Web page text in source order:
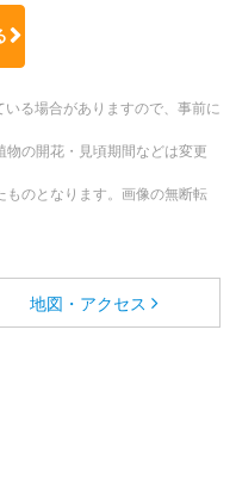
る場合がありますので、事前に
の開花・見頃期間などは変更
のとなります。画像の無断転
地図・アクセス